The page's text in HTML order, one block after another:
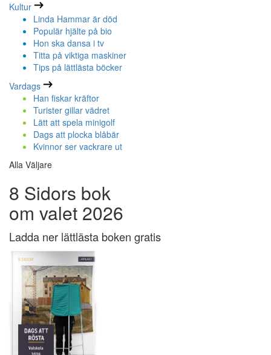
Kultur
Linda Hammar är död
Populär hjälte på bio
Hon ska dansa i tv
Titta på viktiga maskiner
Tips på lättlästa böcker
Vardags
Han fiskar kräftor
Turister gillar vädret
Lätt att spela minigolf
Dags att plocka blåbär
Kvinnor ser vackrare ut
Alla Väljare
8 Sidors bok
om valet 2026
Ladda ner lättlästa boken gratis